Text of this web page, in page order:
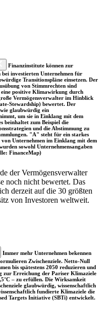
Finanzinstitute können zur
investierten Unternehmen für
Transitionspläne einsetzen. Der
von Stimmrechten sind
positive Klimawirkung durch
Vermögensverwalter im Hinblick
Stewardship) bewertet. Der
glaubwürdig ein
um sie in Einklang mit dem
beinhaltet zum Beispiel die
und die Abstimmung zu
"A" steht für ein starkes
von Unternehmen im Einklang mit dem
sowohl Unternehmensangaben
FinanceMap)
der Vermögensverwalter
noch nicht bewertet. Das
derzeit auf die 30 größten
von Investoren weltweit.
Immer mehr Unternehmen bekennen
Zwischenziele. Netto-Null
bis spätestens 2050 reduzieren und
zur Erreichung der Pariser Klimaziele
– zu erfüllen. Die Wirksamkeit
glaubwürdig, wissenschaftlich
fundierte Klimaziele die
Targets Initiative (SBTi) entwickelt.